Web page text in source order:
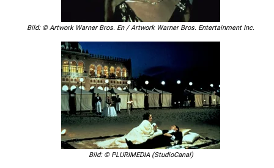
Bild: © Artwork Warner Bros. En / Artwork Warner Bros. Entertainment Inc.
Bild: © PLURIMEDIA (StudioCanal)